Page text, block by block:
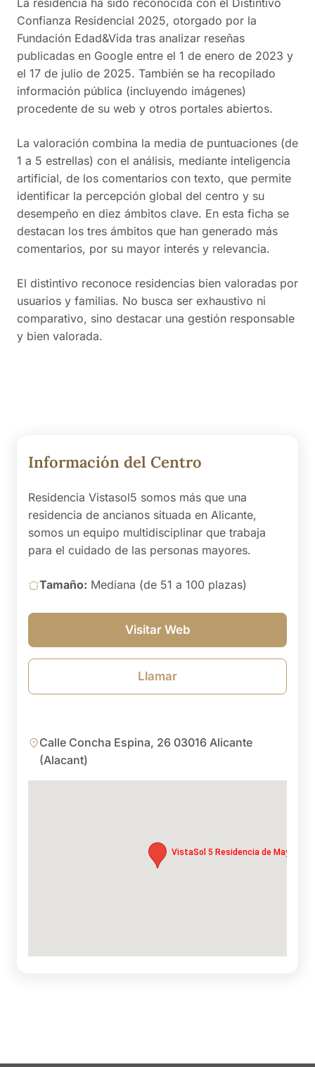
La residencia ha sido reconocida con el Distintivo
Confianza Residencial 2025, otorgado por la
Fundación Edad&Vida tras analizar reseñas
publicadas en Google entre el 1 de enero de 2023 y
el 17 de julio de 2025. También se ha recopilado
información pública (incluyendo imágenes)
procedente de su web y otros portales abiertos.
La valoración combina la media de puntuaciones (de
1 a 5 estrellas) con el análisis, mediante inteligencia
artificial, de los comentarios con texto, que permite
identificar la percepción global del centro y su
desempeño en diez ámbitos clave. En esta ficha se
destacan los tres ámbitos que han generado más
comentarios, por su mayor interés y relevancia.
El distintivo reconoce residencias bien valoradas por
usuarios y familias. No busca ser exhaustivo ni
comparativo, sino destacar una gestión responsable
y bien valorada.
Información del Centro
Residencia Vistasol5 somos más que una
residencia de ancianos situada en Alicante,
somos un equipo multidisciplinar que trabaja
para el cuidado de las personas mayores.
Tamaño: Mediana (de 51 a 100 plazas)
Visitar Web
Llamar
Calle Concha Espina, 26 03016 Alicante
(Alacant)
VistaSol 5 Residencia de Mayores